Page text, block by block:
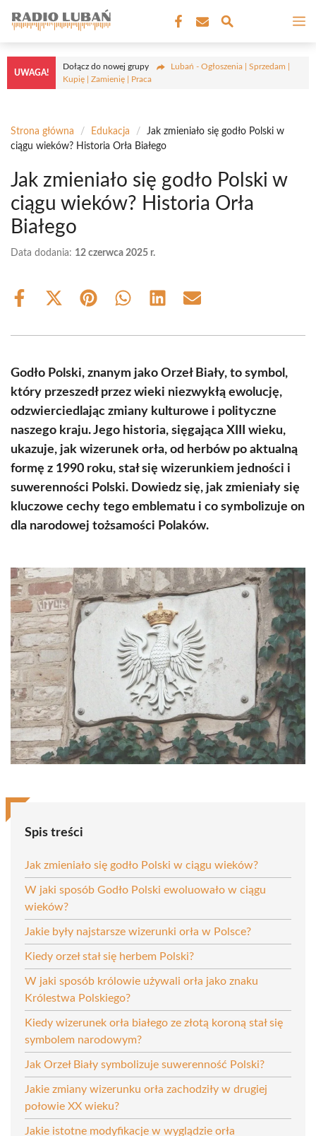
treści
UWAGA!
Dołącz do nowej grupy
Lubań - Ogłoszenia | Sprzedam |
Kupię | Zamienię | Praca
Strona główna / Edukacja /
Jak zmieniało się godło Polski w
ciągu wieków? Historia Orła Białego
Jak zmieniało się godło Polski w
ciągu wieków? Historia Orła
Białego
Data dodania: 12 czerwca 2025 r.
Share
Share
(Twitter)
Share Share Share Share
Godło Polski, znanym jako Orzeł Biały, to symbol,
który przeszedł przez wieki niezwykłą ewolucję,
odzwierciedlając zmiany kulturowe i polityczne
naszego kraju. Jego historia, sięgająca XIII wieku,
ukazuje, jak wizerunek orła, od herbów po aktualną
formę z 1990 roku, stał się wizerunkiem jedności i
suwerenności Polski. Dowiedz się, jak zmieniały się
kluczowe cechy tego emblematu i co symbolizuje on
dla narodowej tożsamości Polaków.
Spis treści
Jak zmieniało się godło Polski w ciągu wieków?
W jaki sposób Godło Polski ewoluowało w ciągu
wieków?
Jakie były najstarsze wizerunki orła w Polsce?
Kiedy orzeł stał się herbem Polski?
W jaki sposób królowie używali orła jako znaku
Królestwa Polskiego?
Kiedy wizerunek orła białego ze złotą koroną stał się
symbolem narodowym?
Jak Orzeł Biały symbolizuje suwerenność Polski?
Jakie zmiany wizerunku orła zachodziły w drugiej
połowie XX wieku?
Jakie istotne modyfikacje w wyglądzie orła